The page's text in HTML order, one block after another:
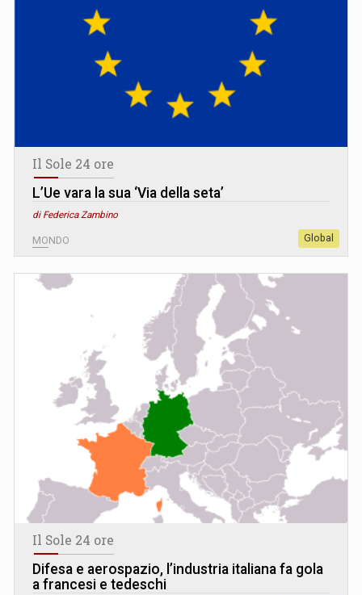
Il Sole 24 ore
L’Ue vara la sua ‘Via della seta’
di Federica Zambino
MONDO Global
Il Sole 24 ore
Difesa e aerospazio, l’industria italiana fa gola
a francesi e tedeschi